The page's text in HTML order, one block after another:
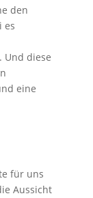
den
es
Und diese
eine
für uns
Aussicht